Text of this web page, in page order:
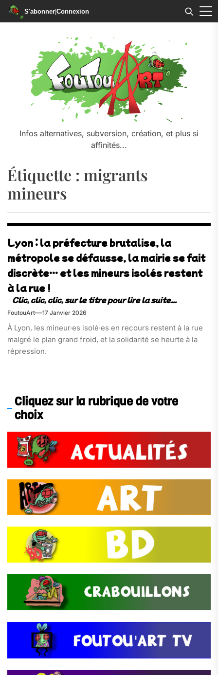
S'abonner|Connexion
Infos alternatives, subversion, création, et plus si
affinités...
Étiquette : migrants
mineurs
Lyon : la préfecture brutalise, la
métropole se défausse, la mairie se fait
discrète… et les mineurs isolés restent
à la rue !
FoutouArt 17 Janvier 2026
À Lyon, les mineur·es isolé·es en recours restent à la rue
malgré le plan grand froid, et la solidarité se heurte à la
répression.
Cliquez sur la rubrique de votre
choix